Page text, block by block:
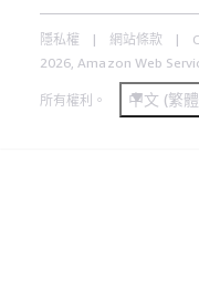
隱私權 網站條款
2026, Amazon Web
所有權利。 中文 (繁